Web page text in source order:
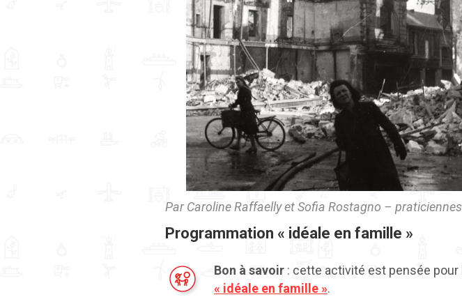
Par Caroline Raffaelly et Sofia Rostagno –
Programmation « idéale en famille »
Bon à savoir : cette activité est pensée
« idéale en famille ».